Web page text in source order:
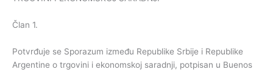
Član 1.
Potvrđuje se Sporazum između Republike Srbije i Republike
Argentine o trgovini i ekonomskoj saradnji, potpisan u Buenos